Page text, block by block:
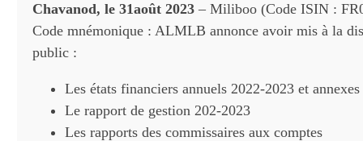
Chavanod, le 31août 2023 – Miliboo (Code ISIN :
Code mnémonique : ALMLB annonce avoir mis à la
public :
Les états financiers annuels 2022-2023 et annexes
Le rapport de gestion 202-2023
Les rapports des commissaires aux comptes